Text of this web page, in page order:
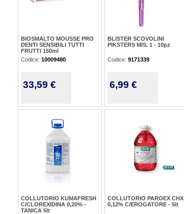
BIOSMALTO MOUSSE PRO
DENTI SENSIBILI TUTTI
FRUTTI 150ml
Codice: 10009480
33,59 €
BLISTER SCOVOLINI
PIKSTERS MIS. 1 - 10pz
Codice: 9171339
6,99 €
COLLUTORIO KUMAFRESH
C/CLOREXIDINA 0,20% -
TANICA 5lt
COLLUTORIO PAROEX CHX
0,12% C/EROGATORE - 5lt